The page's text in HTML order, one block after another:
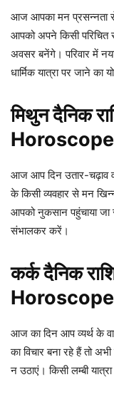
आज आपका मन प्रसन्नता
आपको अपने किसी परिचित
अवसर बनेंगे। परिवार में
धार्मिक यात्रा पर जाने का
मिथुन दैनिक
आज आप दिन उतार-चढ़ाव
के किसी व्यवहार से मन
आपको नुकसान पहुंचाया
संभालकर करें।
कर्क दैनिक
आज का दिन आप व्यर्थ के
का विचार बना रहे हैं तो
न उठाएं। किसी लम्बी